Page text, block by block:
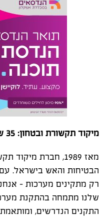
מיקוד תקשורת ובטחון: 35 שנות מומחיות בהצלת חיים
מאז 1989, חברת
רק מתקינים מערכות -
שלנו מתמחה בהתקנת
התקנים הנדרשים,